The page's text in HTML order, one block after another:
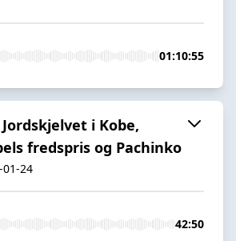
01:10:55
Jordskjelvet i Kobe,
fredspris og Pachinko
01-24
42:50